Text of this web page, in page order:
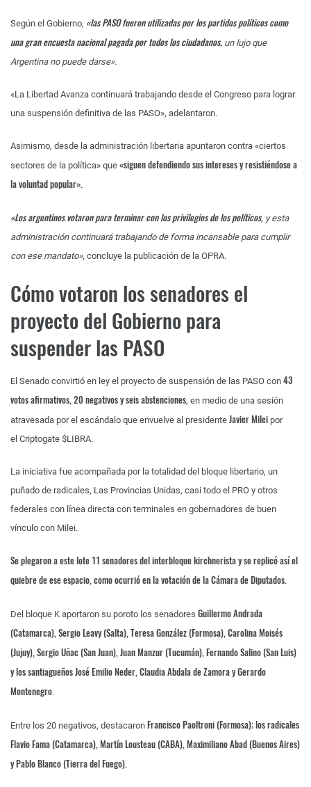
Según el Gobierno, «las PASO fueron utilizadas por los partidos políticos como
una gran encuesta nacional pagada por todos los ciudadanos, un lujo que
Argentina no puede darse».
«La Libertad Avanza continuará trabajando desde el Congreso para lograr
una suspensión definitiva de las PASO», adelantaron.
Asimismo, desde la administración libertaria apuntaron contra «ciertos
sectores de la política» que «siguen defendiendo sus intereses y resistiéndose a
la voluntad popular».
«Los argentinos votaron para terminar con los privilegios de los políticos, y esta
administración continuará trabajando de forma incansable para cumplir
con ese mandato», concluye la publicación de la OPRA.
Cómo votaron los senadores el
proyecto del Gobierno para
suspender las PASO
El Senado convirtió en ley el proyecto de suspensión de las PASO con 43
votos afirmativos, 20 negativos y seis abstenciones, en medio de una sesión
atravesada por el escándalo que envuelve al presidente Javier Milei por
el Criptogate $LIBRA.
La iniciativa fue acompañada por la totalidad del bloque libertario, un
puñado de radicales, Las Provincias Unidas, casi todo el PRO y otros
federales con línea directa con terminales en gobernadores de buen
vínculo con Milei.
Se plegaron a este lote 11 senadores del interbloque kirchnerista y se replicó así el
quiebre de ese espacio, como ocurrió en la votación de la Cámara de Diputados.
Del bloque K aportaron su poroto los senadores Guillermo Andrada
(Catamarca), Sergio Leavy (Salta), Teresa González (Formosa), Carolina Moisés
(Jujuy), Sergio Uñac (San Juan), Juan Manzur (Tucumán), Fernando Salino (San Luis)
y los santiagueños José Emilio Neder, Claudia Abdala de Zamora y Gerardo
Montenegro.
Entre los 20 negativos, destacaron Francisco Paoltroni (Formosa); los radicales
Flavio Fama (Catamarca), Martín Lousteau (CABA), Maximiliano Abad (Buenos Aires)
y Pablo Blanco (Tierra del Fuego).